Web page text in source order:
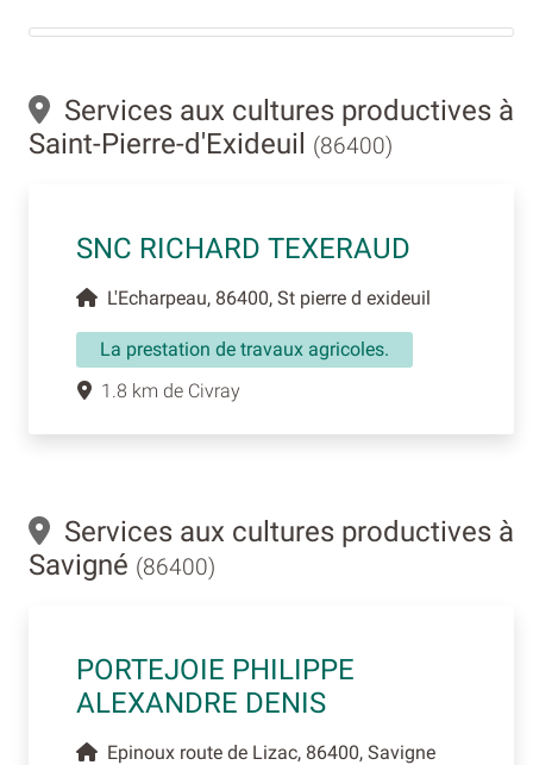
Services aux cultures productives à
Saint-Pierre-d'Exideuil (86400)
SNC RICHARD TEXERAUD
L'Echarpeau, 86400, St pierre d exideuil
La prestation de travaux agricoles.
1.8 km de Civray
Services aux cultures productives à
Savigné (86400)
PORTEJOIE PHILIPPE
ALEXANDRE DENIS
Epinoux route de Lizac, 86400, Savigne